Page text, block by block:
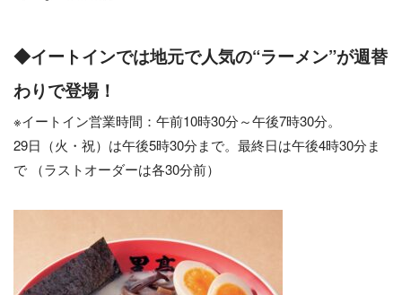
◆イートインでは地元で人気の“ラーメン”が週替
わりで登場！
※イートイン営業時間：午前10時30分～午後7時30分。
29日（火・祝）は午後5時30分まで。最終日は午後4時30分ま
で （ラストオーダーは各30分前）